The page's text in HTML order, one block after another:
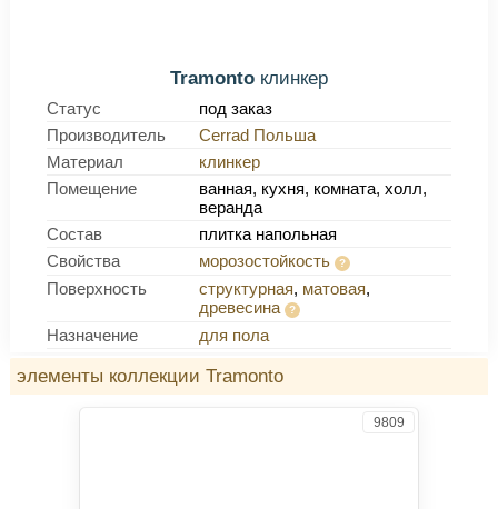
Tramontoклинкер
Статус
под заказ
Производитель
Cerrad Польша
Материал
клинкер
Помещение
ванная, кухня, комната, холл,
веранда
Состав
плитка напольная
Свойства
морозостойкость
Поверхность
структурная, матовая,
древесина
Назначение
для пола
элементы коллекции Tramonto
9809